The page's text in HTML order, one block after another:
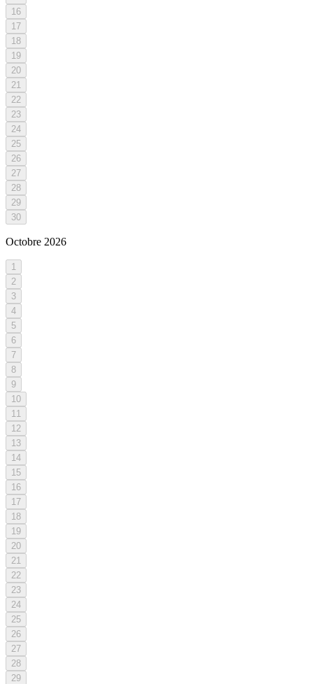
16
17
18
19
20
21
22
23
24
25
26
27
28
29
30
Octobre 2026
1
2
3
4
5
6
7
8
9
10
11
12
13
14
15
16
17
18
19
20
21
22
23
24
25
26
27
28
29